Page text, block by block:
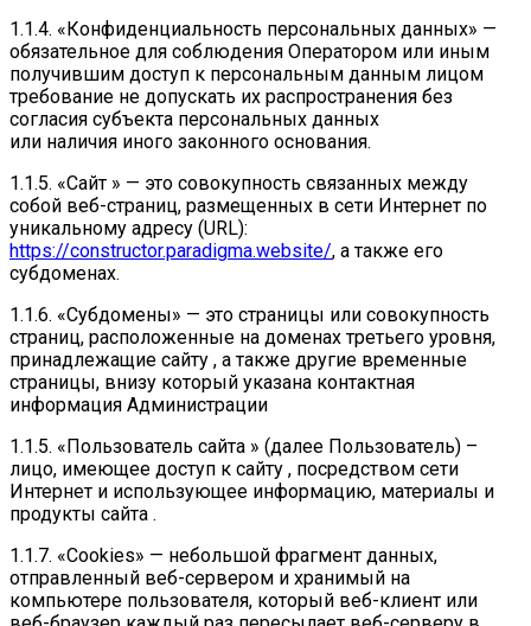
1.1.4. «Конфиденциальность персональных данных» —
обязательное для соблюдения Оператором или иным
получившим доступ к персональным данным лицом
требование не допускать их распространения без
согласия субъекта персональных данных
или наличия иного законного основания.
1.1.5. «Сайт » — это совокупность связанных между
собой веб-страниц, размещенных в сети Интернет по
уникальному адресу (URL):
https://constructor.paradigma.website/, а также его
субдоменах.
1.1.6. «Субдомены» — это страницы или совокупность
страниц, расположенные на доменах третьего уровня,
принадлежащие сайту , а также другие временные
страницы, внизу который указана контактная
информация Администрации
1.1.5. «Пользователь сайта » (далее Пользователь) –
лицо, имеющее доступ к сайту , посредством сети
Интернет и использующее информацию, материалы и
продукты сайта .
1.1.7. «Cookies» — небольшой фрагмент данных,
отправленный веб-сервером и хранимый на
компьютере пользователя, который веб-клиент или